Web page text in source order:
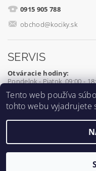
0915 905 788
obchod@kociky.sk
SERVIS
Otváracie hodiny:
Pondelok - Piatok 09:00 -
0905 539 927
2026 ©
Tento web používa
tohto webu vyjadrujete